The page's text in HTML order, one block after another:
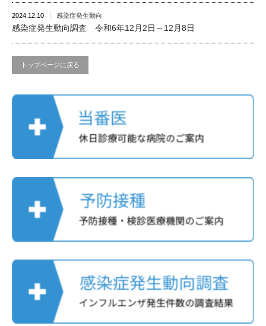
2024.12.10 感染症発生動向
感染症発生動向調査 令和6年12月2日～12月8日
トップページに戻る